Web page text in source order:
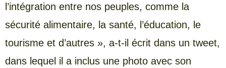
l’intégration entre nos peuples, comme la
sécurité alimentaire, la santé, l’éducation, le
tourisme et d’autres », a-t-il écrit dans un tweet,
dans lequel il a inclus une photo avec son